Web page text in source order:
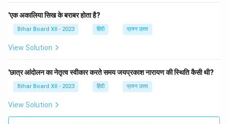
'एक अकालिया सिख के बराबर होता है?
Bihar Board XII - 2023 हिंदी प्रश्न उत्तर
View Solution
'छात्र आंदोलन का नेतृत्व स्वीकार करते समय जयप्रकाश नारायण की स्थिति कैसी थी?
Bihar Board XII - 2023 हिंदी प्रश्न उत्तर
View Solution